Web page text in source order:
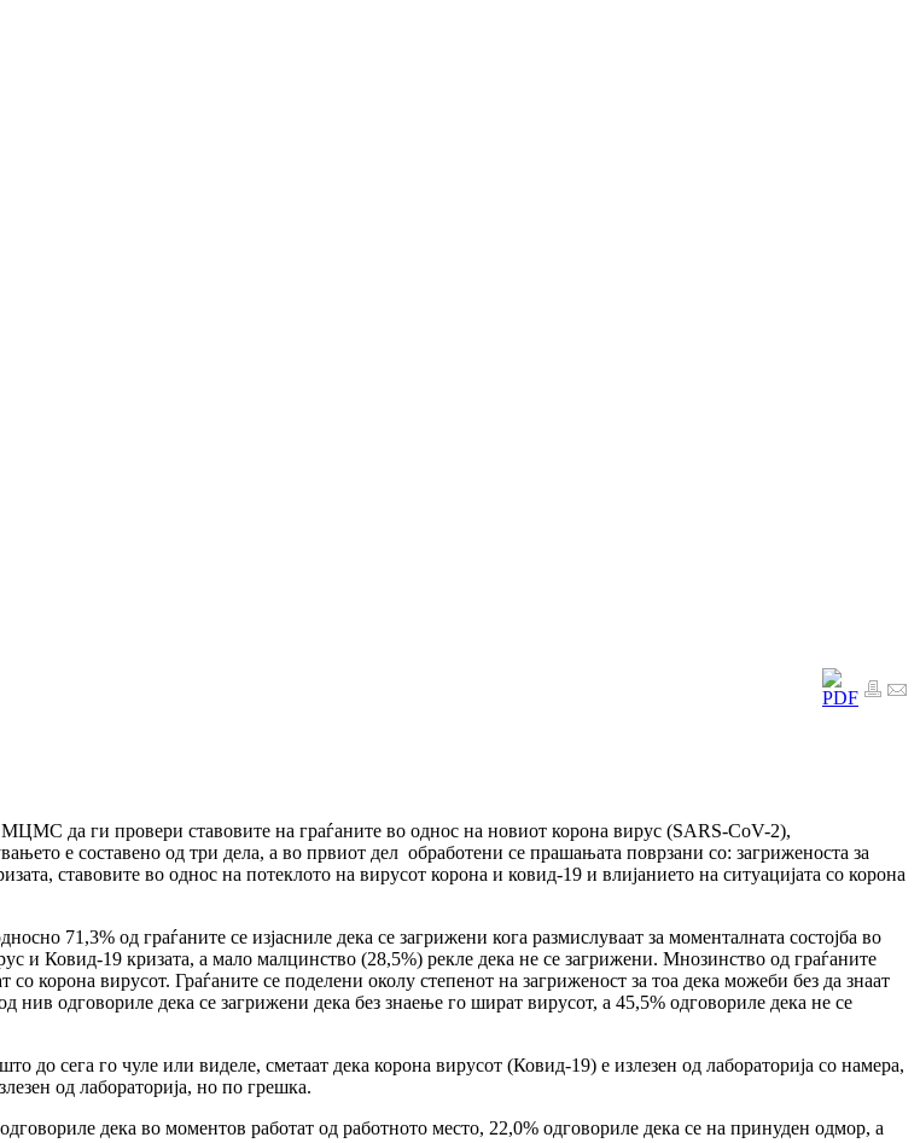
да ги провери ставовите на граѓаните во однос на новиот корона вирус (SARS-CoV-2),
е составено од три дела, а во првиот дел обработени се прашањата поврзани со: загриженоста за
ставовите во однос на потеклото на вирусот корона и ковид-19 и влијанието на ситуацијата со корона
71,3% од граѓаните се изјасниле дека се загрижени кога размислуваат за моменталната состојба во
и Ковид-19 кризата, а мало малцинство (28,5%) рекле дека не се загрижени. Мнозинство од граѓаните
со корона вирусот. Граѓаните се поделени околу степенот на загриженост за тоа дека можеби без да знаат
нив одговориле дека се загрижени дека без знаење го шират вирусот, а 45,5% одговориле дека не се
до сега го чуле или виделе, сметаат дека корона вирусот (Ковид-19) е излезен од лабораторија со намера,
од лабораторија, но по грешка.
дека во моментов работат од работното место, 22,0% одговориле дека се на принуден одмор, а